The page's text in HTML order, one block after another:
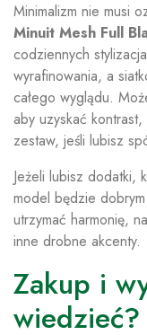
Minimalizm nie musi
Minuit Mesh Full
codziennych
wyrafinowania, a
całego wyglądu.
aby uzyskać
zestaw, jeśli lubisz
Jeżeli lubisz dodatki,
model będzie
utrzymać harmonię,
inne drobne akcenty.
Zakup i
wiedzieć?